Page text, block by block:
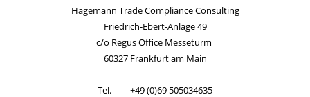
Hagemann Trade Compliance Consulting
Friedrich-Ebert-Anlage 49
c/o Regus Office Messeturm
60327 Frankfurt am Main
Tel. +49 (0)69 505034635